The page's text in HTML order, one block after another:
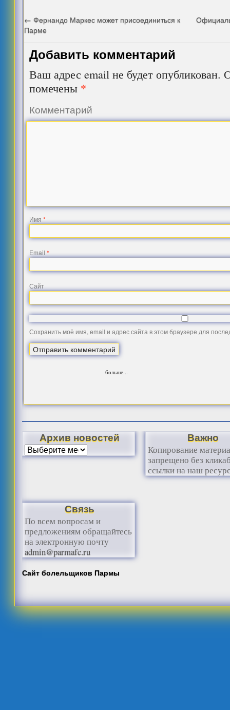
← Фернандо Маркес может присоединиться к
Парме
Добавить комментарий
Ваш адрес email не будет опубликован.
помечены *
Комментарий
Имя*
Email*
Сайт
Сохранить моё имя, email и адрес сайта в этом браузере для
больше...
Архив новостей Важно
Копирование
запрещено без
ссылки на наш
Связь
По всем вопросам и
предложениям обращайтесь
на электронную почту
admin@parmafc.ru
Сайт болельщиков Пармы